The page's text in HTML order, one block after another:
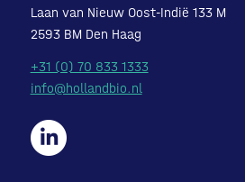
Laan van Nieuw Oost-Indië 133 M
2593 BM Den Haag
+31 (0) 70 833 1333
info@hollandbio.nl